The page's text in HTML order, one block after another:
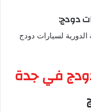
دودج:
الدورية لسيارات دودج
في جدة